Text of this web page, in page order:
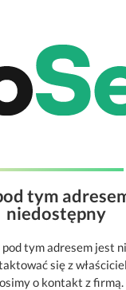
tym
niedostępny
tym adresem jest
się z
o kontakt z firmą.